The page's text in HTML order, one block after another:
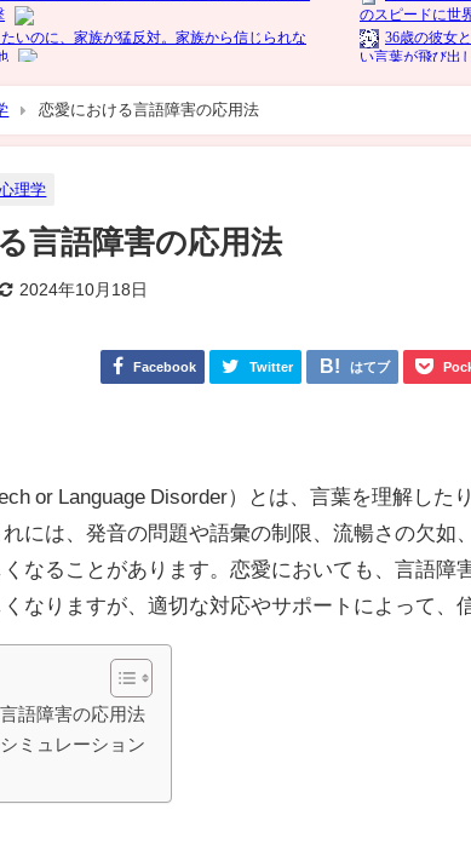
恋愛における言語障害の応用法
理学
言語障害の応用法
2024年10月18日
Facebook Twitter はてブ
or Language Disorder）とは、言葉を理解した
には、発音の問題や語彙の制限、流暢さの欠如
なることがあります。恋愛においても、言語障
なりますが、適切な対応やサポートによって、
語障害の応用法
ミュレーション